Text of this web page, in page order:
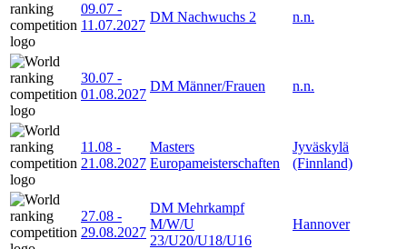
09.07 -
11.07.2027
DM Nachwuchs 2 n.n.
30.07 -
01.08.2027
DM Männer/Frauen n.n.
11.08 -
21.08.2027
Masters
Europameisterschaften
Jyväskylä
(Finnland)
27.08 -
29.08.2027
DM Mehrkampf
M/W/U
23/U20/U18/U16
Hannover